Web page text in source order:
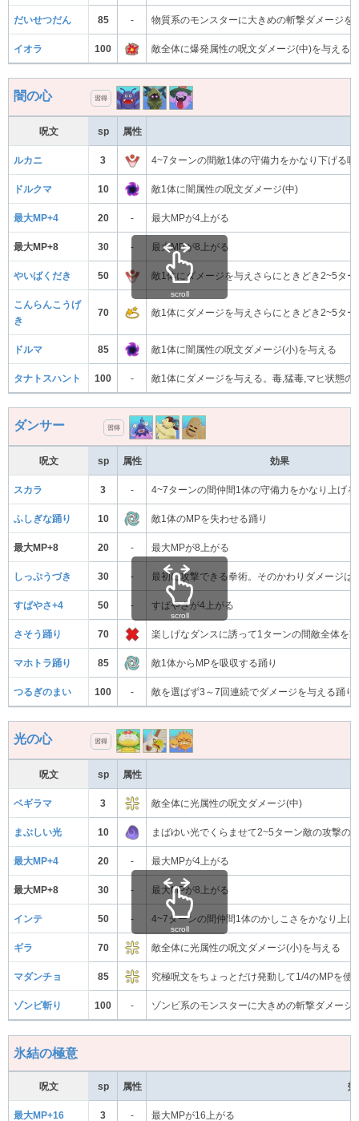
だいせつだん 85 - 物質系のモンスターに大きめの斬撃ダメージを
イオラ 100 敵全体に爆発属性の呪文ダメージ(中)を与える
闇の心 習得
呪文 sp 属性
ルカニ 3 4~7ターンの間敵1体の守備力をかなり下げる
ドルクマ 10 敵1体に闇属性の呪文ダメージ(中)
最大MP+4 20 - 最大MPが4上がる
最大MP+8 30 - 最大MPが8上がる
やいばくだき 50 敵1体にダメージを与えさらにときどき2~5タ
こんらんこうげ
き
70 敵1体にダメージを与えさらにときどき2~5ター
ドルマ 85 敵1体に闇属性の呪文ダメージ(小)を与える
タナトスハント 100 - 敵1体にダメージを与える。毒,猛毒,マヒ状態
scroll
ダンサー 習得
呪文 sp 属性 効果
スカラ 3 - 4~7ターンの間仲間1体の守備力をかなり上げる
ふしぎな踊り 10 敵1体のMPを失わせる踊り
最大MP+8 20 - 最大MPが8上がる
しっぷうづき 30 - 最初に攻撃できる拳術。そのかわりダメージは
すばやさ+4 50 - すばやさが4上がる
さそう踊り 70 楽しげなダンスに誘って1ターンの間敵全体を
マホトラ踊り 85 敵1体からMPを吸収する踊り
つるぎのまい 100 - 敵を選ばず3～7回連続でダメージを与える踊り
scroll
光の心 習得
呪文 sp 属性
ベギラマ 3 敵全体に光属性の呪文ダメージ(中)
まぶしい光 10 まばゆい光でくらませて2~5ターン敵の攻撃の
最大MP+4 20 - 最大MPが4上がる
最大MP+8 30 - 最大MPが8上がる
インテ 50 - 4~7ターンの間仲間1体のかしこさをかなり上げ
ギラ 70 敵全体に光属性の呪文ダメージ(小)を与える
マダンチョ 85 究極呪文をちょっとだけ発動して1/4のMPを
ゾンビ斬り 100 - ゾンビ系のモンスターに大きめの斬撃ダメージ
scroll
氷結の極意
呪文 sp 属性 効
最大MP+16 3 - 最大MPが16上がる